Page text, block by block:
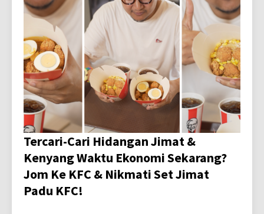
Tercari-Cari Hidangan Jimat &
Kenyang Waktu Ekonomi Sekarang?
Jom Ke KFC & Nikmati Set Jimat
Padu KFC!